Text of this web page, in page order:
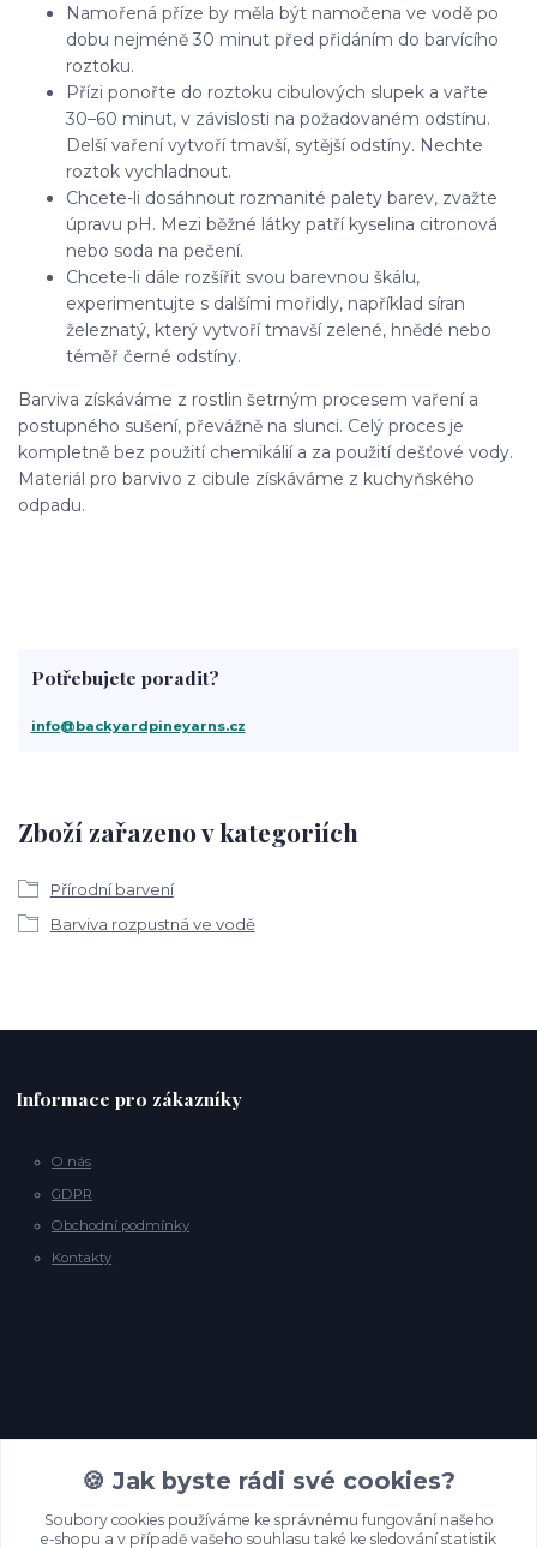
Namořená příze by měla být namočena ve vodě po
dobu nejméně 30 minut před přidáním do barvícího
roztoku.
Přízi ponořte do roztoku cibulových slupek a vařte
30–60 minut, v závislosti na požadovaném odstínu.
Delší vaření vytvoří tmavší, sytější odstíny. Nechte
roztok vychladnout.
Chcete-li dosáhnout rozmanité palety barev, zvažte
úpravu pH. Mezi běžné látky patří kyselina citronová
nebo soda na pečení.
Chcete-li dále rozšířit svou barevnou škálu,
experimentujte s dalšími mořidly, například síran
železnatý, který vytvoří tmavší zelené, hnědé nebo
téměř černé odstíny.
Barviva získáváme z rostlin šetrným procesem vaření a
postupného sušení, převážně na slunci. Celý proces je
kompletně bez použití chemikálií a za použití dešťové vody.
Materiál pro barvivo z cibule získáváme z kuchyňského
odpadu.
Zboží zařazeno v kategoriích
Přírodní barvení
Barviva rozpustná ve vodě
Potřebujete poradit?
info@backyardpineyarns.cz
Informace pro zákazníky
O nás
GDPR
Obchodní podmínky
Kontakty
🍪 Jak byste rádi své cookies?
Soubory cookies používáme ke správnému fungování našeho
e-shopu a v případě vašeho souhlasu také ke sledování statistik